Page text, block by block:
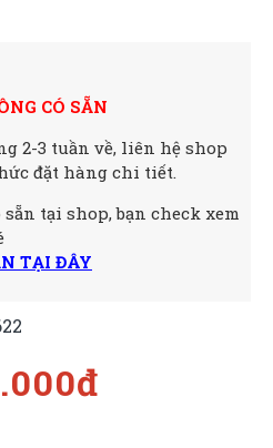
CÓ SẴN
2-3 tuần về, liên hệ shop
đặt hàng chi tiết.
tại shop, bạn check xem
TẠI ĐÂY